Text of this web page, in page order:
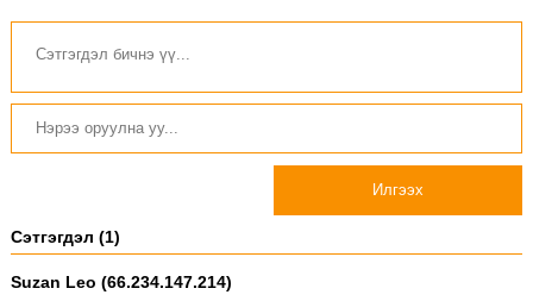
Илгээх
Сэтгэгдэл (1)
Suzan Leo (66.234.147.214)